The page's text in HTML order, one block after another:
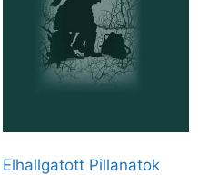
Elhallgatott Pillanatok